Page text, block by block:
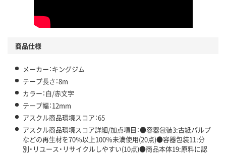
商品仕様
メーカー：キングジム
テープ長さ：8m
カラー：白/赤文字
テープ幅：12mm
アスクル商品環境スコア：65
アスクル商品環境スコア詳細/加点項目：●容器包装3:古紙パルプ
などの再生材を70％以上100％未満使用(20点)●容器包装11:分
別・リユース・リサイクルしやすい(10点)●商品本体19:原料に認